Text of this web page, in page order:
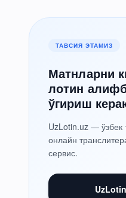
ТАВСИЯ ЭТАМИЗ
Матнларни
лотин
ўгириш
UzLotin.uz — ўзбек
онлайн
сервис.